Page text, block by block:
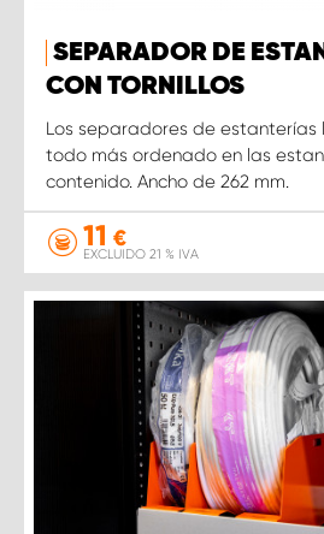
SEPARADOR DE
CON TORNILLOS
Los separadores de
todo más ordenado en las
contenido. Ancho de 262 mm.
11 €
EXCLUIDO 21 % IVA